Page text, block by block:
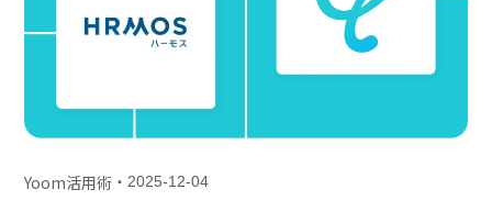
Yoom活用術 ・2025-12-04